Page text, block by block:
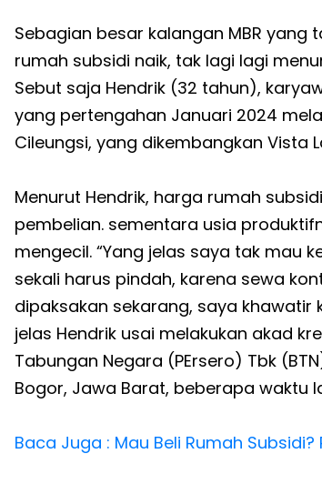
Sebagian besar kalangan MBR
rumah subsidi naik, tak lagi lagi
Sebut saja Hendrik (32 tahun),
yang pertengahan Januari 2024
Cileungsi, yang dikembangkan Vista
Menurut Hendrik, harga rumah
pembelian. sementara usia
mengecil. “Yang jelas saya tak mau
sekali harus pindah, karena sewa
dipaksakan sekarang, saya
jelas Hendrik usai melakukan akad
Tabungan Negara (PErsero) Tbk
Bogor, Jawa Barat, beberapa waktu
Baca Juga : Mau Beli Rumah Subsidi?